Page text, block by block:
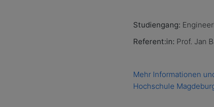
Studiengang:
Referent:in: Prof. Jan
Mehr Informationen
Hochschule